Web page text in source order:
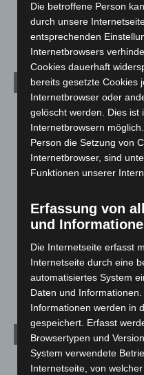
Anklage nach Abschaltung
3. August 2026
Kategorien
Blaulicht
Corona-News
Hannover und Region
Langenhagen und
Menschen
Veranstaltungen
Welt
Archiv
August 2026(12)
Die betroffene Person
durch unsere
entsprechenden
Internetbrowsers
Cookies dauerhaft
bereits gesetzte Cookies
Internetbrowser oder
gelöscht werden. Dies ist
Internetbrowsern
Person die Setzung von
Internetbrowser, sind
Funktionen unserer
Erfassung von
und
Die Internetseite erfasst
Internetseite durch eine
automatisiertes System
Daten und
Informationen werden in
gespeichert. Erfasst
Browsertypen und
System verwendete
Internetseite, von